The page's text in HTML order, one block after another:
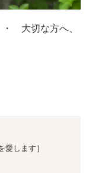
・ 大切な方へ、
愛します］